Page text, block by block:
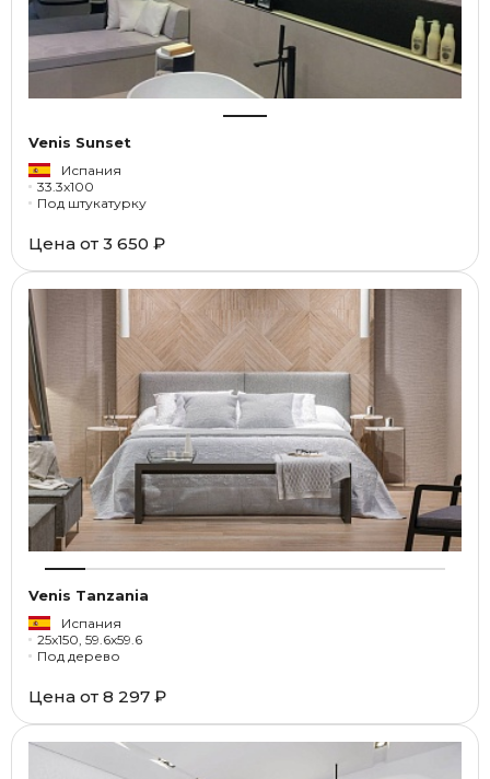
Venis Sunset
Испания
33.3x100
Под штукатурку
Цена от 3 650 ₽
Venis Tanzania
Испания
25x150, 59.6x59.6
Под дерево
Цена от 8 297 ₽